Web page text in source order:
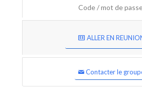
Code / mot de
ALLER EN
Contacter le